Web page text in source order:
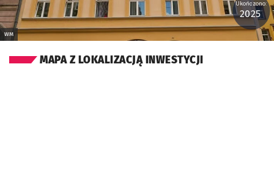
WM
Ukończono:
2025
MAPA Z LOKALIZACJĄ INWESTYCJI